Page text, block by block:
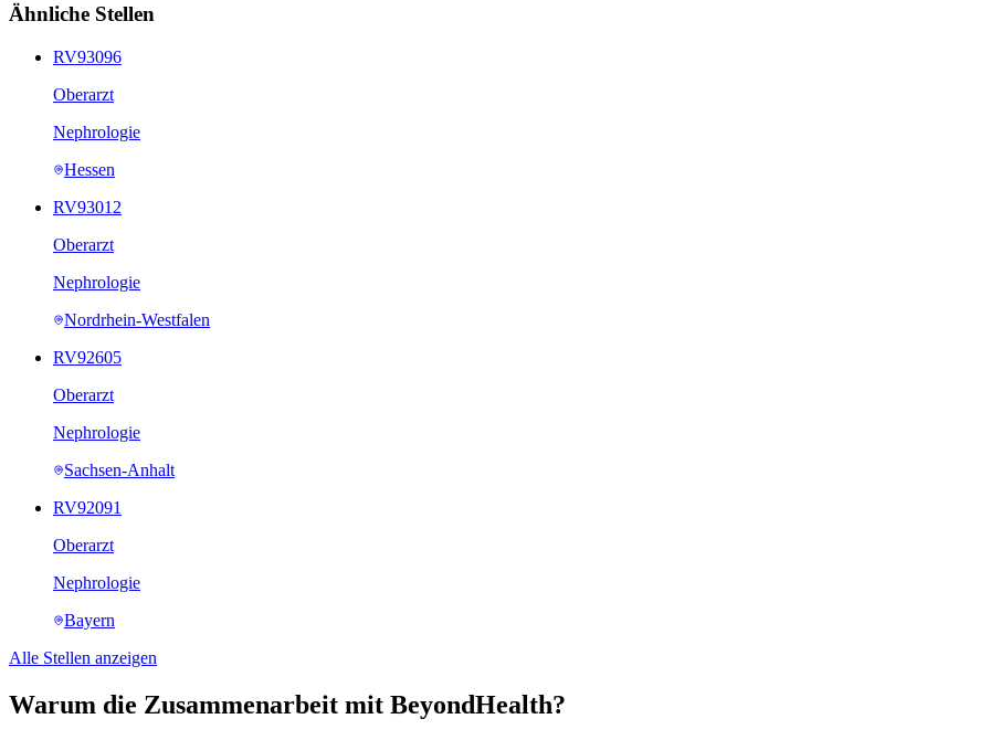
Ähnliche Stellen
RV93096
Oberarzt
Nephrologie
Hessen
RV93012
Oberarzt
Nephrologie
Nordrhein-Westfalen
RV92605
Oberarzt
Nephrologie
Sachsen-Anhalt
RV92091
Oberarzt
Nephrologie
Bayern
Alle Stellen anzeigen
Warum die Zusammenarbeit mit BeyondHealth?